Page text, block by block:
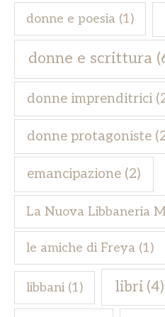
donne e poesia (1)
donne e scrittura
donne imprenditrici
donne protagoniste
emancipazione (2)
La Nuova Libbaneria
le amiche di Freya (1)
libbani (1) libri(4)